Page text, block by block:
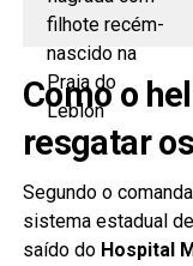
Como o
resgatar
Segundo o
sistema estadual
saído do Hospital